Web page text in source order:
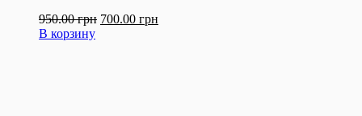
950.00грн 700.00 грн
В корзину